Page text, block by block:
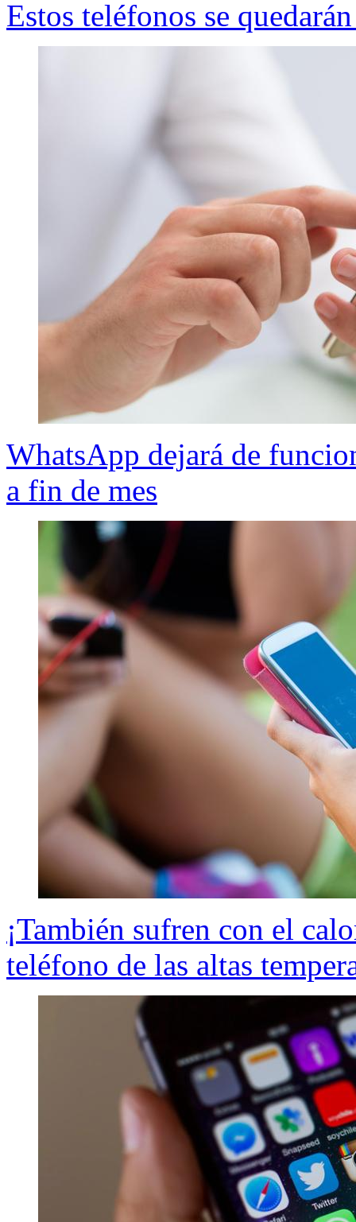
Estos teléfonos se
WhatsApp dejará de
a fin de mes
¡También sufren con el
teléfono de las altas